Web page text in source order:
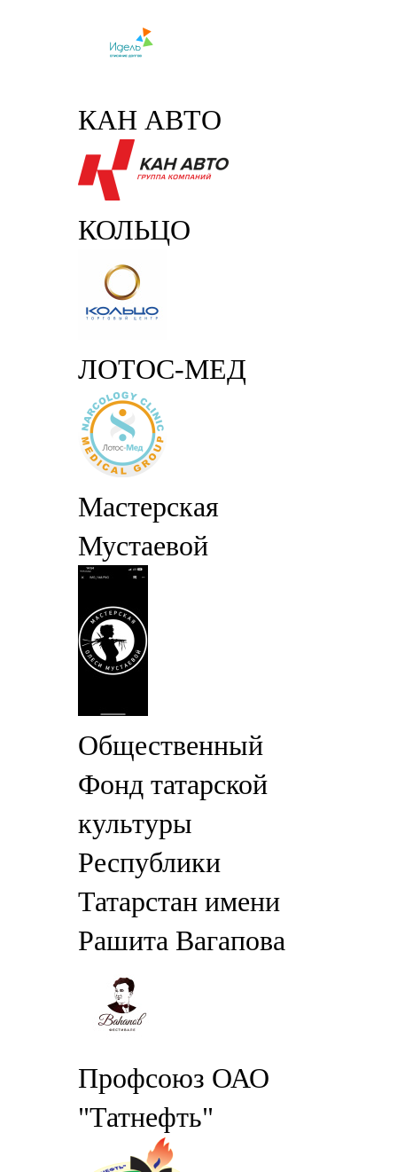
КАН АВТО
КОЛЬЦО
ЛОТОС-МЕД
Мастерская
Мустаевой
Общественный
Фонд татарской
культуры
Республики
Татарстан имени
Рашита Вагапова
Профсоюз ОАО
"Татнефть"